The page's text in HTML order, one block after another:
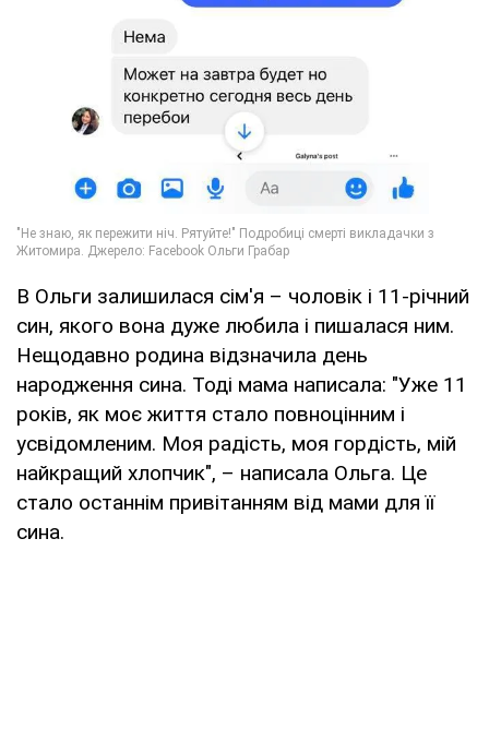
В Ольги залишилася сім'я – чоловік і 11-річний
син, якого вона дуже любила і пишалася ним.
Нещодавно родина відзначила день
народження сина. Тоді мама написала: "Уже 11
років, як моє життя стало повноцінним і
усвідомленим. Моя радість, моя гордість, мій
найкращий хлопчик", – написала Ольга. Це
стало останнім привітанням від мами для її
сина.